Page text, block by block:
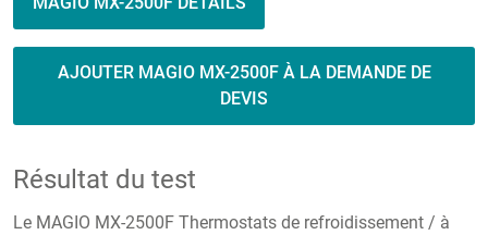
AJOUTER MAGIO MX-2500F À LA DEMANDE DE
DEVIS
Résultat du test
Le MAGIO MX-2500F Thermostats de refroidissement / à